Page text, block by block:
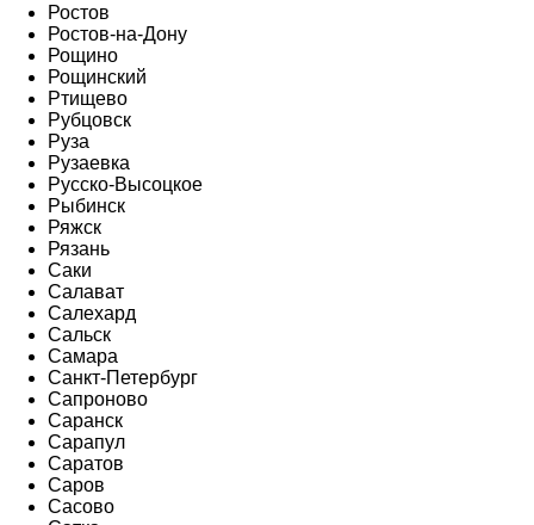
Ростов
Ростов-на-Дону
Рощино
Рощинский
Ртищево
Рубцовск
Руза
Рузаевка
Русско-Высоцкое
Рыбинск
Ряжск
Рязань
Саки
Салават
Салехард
Сальск
Самара
Санкт-Петербург
Сапроново
Саранск
Сарапул
Саратов
Саров
Сасово